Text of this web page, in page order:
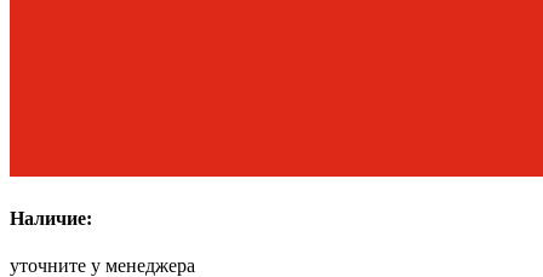
Наличие:
уточните у менеджера